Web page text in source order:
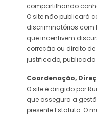
compartilhando
O site não publicará
discriminatórios com
que incentivem
correção ou direito
justificado,
Coordenação,
O site é dirigido por
que assegura a
presente Estatuto. O